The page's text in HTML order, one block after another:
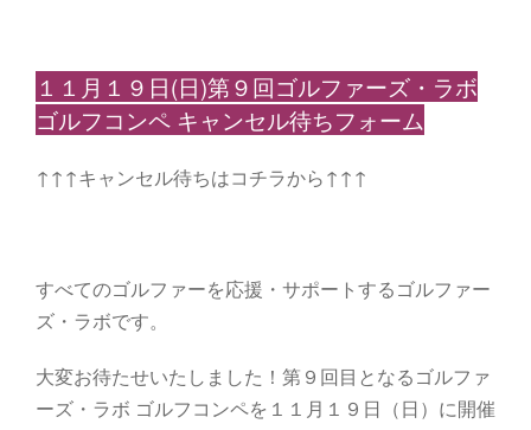
１１月１９日(日)第９回ゴルファーズ・ラボ
ゴルフコンペ キャンセル待ちフォーム
↑↑↑キャンセル待ちはコチラから↑↑↑
すべてのゴルファーを応援・サポートするゴルファー
ズ・ラボです。
大変お待たせいたしました！第９回目となるゴルファ
ーズ・ラボ ゴルフコンペを１１月１９日（日）に開催